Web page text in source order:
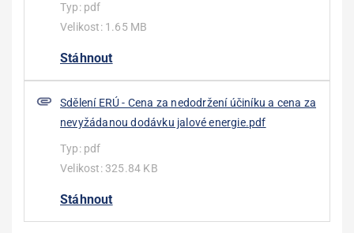
Typ: pdf
Velikost: 1.65 MB
Stáhnout
Sdělení ERÚ - Cena za nedodržení účiníku a cena za
nevyžádanou dodávku jalové energie.pdf
Typ: pdf
Velikost: 325.84 KB
Stáhnout